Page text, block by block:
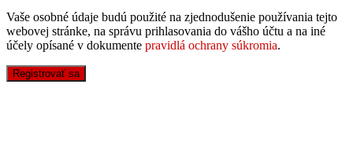
Vaše osobné údaje budú použité na zjednodušenie používania tejto
webovej stránke, na správu prihlasovania do vášho účtu a na iné
účely opísané v dokumente pravidlá ochrany súkromia.
Registrovať sa